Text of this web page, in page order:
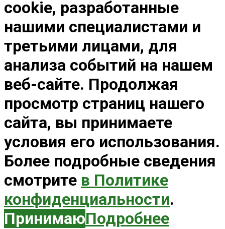
cookie, разработанные
нашими специалистами и
третьими лицами, для
анализа событий на нашем
веб-сайте. Продолжая
просмотр страниц нашего
сайта, вы принимаете
условия его использования.
Более подробные сведения
смотрите в Политике
конфиденциальности.
ПринимаюПодробнее